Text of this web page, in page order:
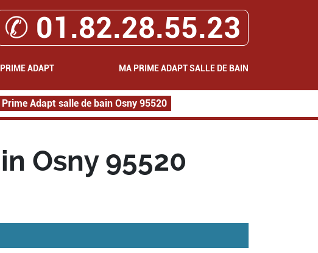
✆ 01.82.28.55.23
ADAPT MA PRIME ADAPT SALLE DE BAIN
Adapt salle de bain Osny 95520
Osny 95520